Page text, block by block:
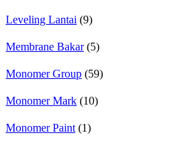
Leveling Lantai (9)
Membrane Bakar(5)
Monomer Group (59)
Monomer Mark (10)
Monomer Paint (1)